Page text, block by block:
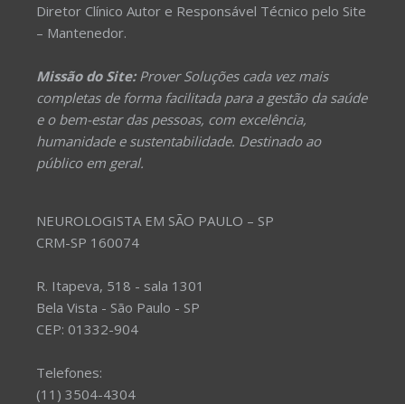
Diretor Clínico Autor e Responsável Técnico pelo Site
– Mantenedor.
Missão do Site:Prover Soluções cada vez mais
completas de forma facilitada para a gestão da saúde
e o bem-estar das pessoas, com excelência,
humanidade e sustentabilidade. Destinado ao
público em geral.
NEUROLOGISTA EM SÃO PAULO – SP
CRM-SP 160074
R. Itapeva, 518 - sala 1301
Bela Vista - São Paulo - SP
CEP: 01332-904
Telefones:
(11) 3504-4304